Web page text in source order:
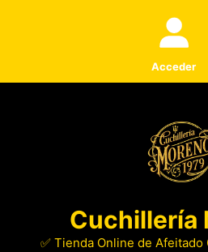
Acceder
Cuchillería
✅ Tienda Online de